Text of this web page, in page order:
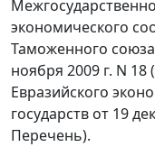
экономического
Таможенного
ноября 2009 г. N
Евразийского
государств от 19
Перечень).